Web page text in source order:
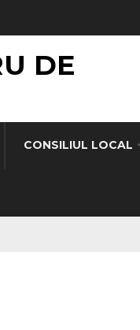
DE
CONSILIUL LOCAL